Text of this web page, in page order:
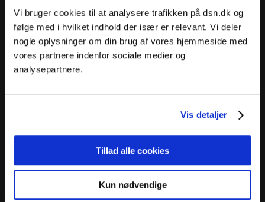
Vi bruger cookies til at analysere trafikken på dsn.dk og
følge med i hvilket indhold der især er relevant. Vi deler
nogle oplysninger om din brug af vores hjemmeside med
vores partnere indenfor sociale medier og
analysepartnere.
Vis detaljer
Tillad alle cookies
Kun nødvendige
Dansk Sprognævn
Adelgade 119 B
5400 Bogense
adm@dsn.dk